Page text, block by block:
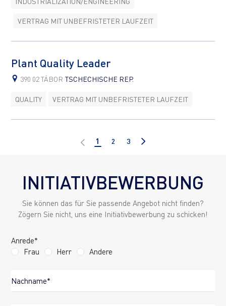
VERTRAG MIT UNBEFRISTETER LAUFZEIT
Plant Quality Leader
390 02 TÁBOR TSCHECHISCHE REP.
QUALITY VERTRAG MIT UNBEFRISTETER LAUFZEIT
1 2 3
INITIATIVBEWERBUNG
Sie können das für Sie passende Angebot nicht finden?
Zögern Sie nicht, uns eine Initiativbewerbung zu schicken!
Anrede*
Frau
Herr Andere